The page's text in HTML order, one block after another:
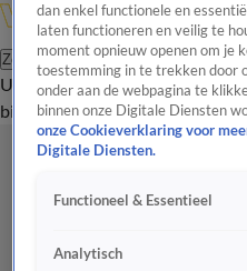
Zoeken
UitzendingenVandaag Inside
bijwonen
dan enkel functionele en
laten functioneren en veilig te
moment opnieuw openen om je
toestemming in te trekken door
onder aan de webpagina te
binnen onze Digitale Diensten
onze Cookieverklaring voor
Digitale Diensten.
Functioneel & Essentieel
Analytisch